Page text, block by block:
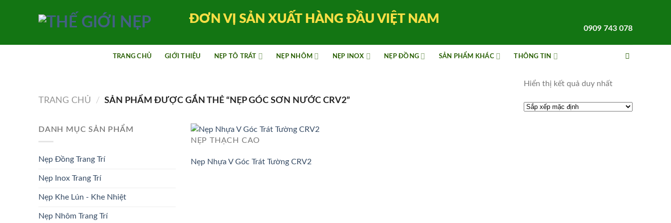
ĐƠN VỊ SẢN XUẤT HÀNG ĐẦU VIỆT NAM
0909 743 078
TRANG CHỦ GIỚI THIỆU NẸP TÔ TRÁT NẸP NHÔM NẸP INOX NẸP ĐỒNG SẢN PHẨM KHÁC THÔNG TIN
TRANG CHỦ / SẢN PHẨM ĐƯỢC GẮN THẺ “NẸP GÓC SƠN NƯỚC CRV2”
Hiển thị kết quả duy nhất
DANH MỤC SẢN PHẨM
Nẹp Đồng Trang Trí
Nẹp Inox Trang Trí
Nẹp Khe Lún - Khe Nhiệt
Nẹp Nhôm Trang Trí
NẸP THẠCH CAO
Nẹp Nhựa V Góc Trát Tường CRV2